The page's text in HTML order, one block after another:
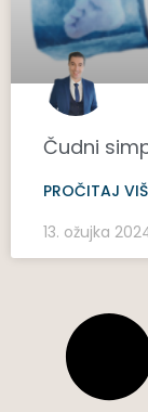
Čudni
PROČITAJ
13. ožujka